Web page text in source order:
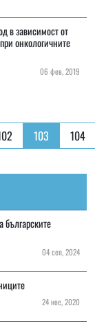
в зависимост от
онкологичните
06 фев, 2019
103 104
04 сеп, 2024
24 ное, 2020